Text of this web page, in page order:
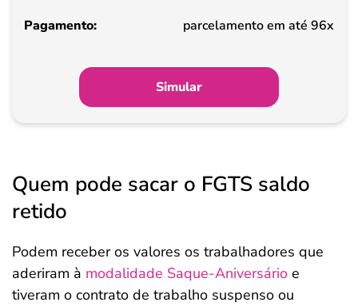
Pagamento
parcelamento em até 96x
Simular
Quem pode sacar o FGTS saldo
retido
Podem receber os valores os trabalhadores que
aderiram à modalidade Saque-Aniversário e
tiveram o contrato de trabalho suspenso ou